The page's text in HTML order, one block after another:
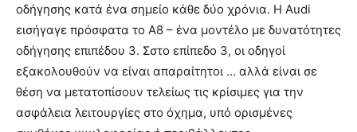
οδήγησης κατά ένα σημείο κάθε δύο χρόνια. Η Audi
εισήγαγε πρόσφατα το A8 – ένα μοντέλο με δυνατότητες
οδήγησης επιπέδου 3. Σστο επίπεδο 3, οι οδηγοί
εξακολουθούν να είναι απαραίτητοι … αλλά είναι σε
θέση να μετατοπίσουν τελείως τις κρίσιμες για την
ασφάλεια λειτουργίες στο όχημα, υπό ορισμένες